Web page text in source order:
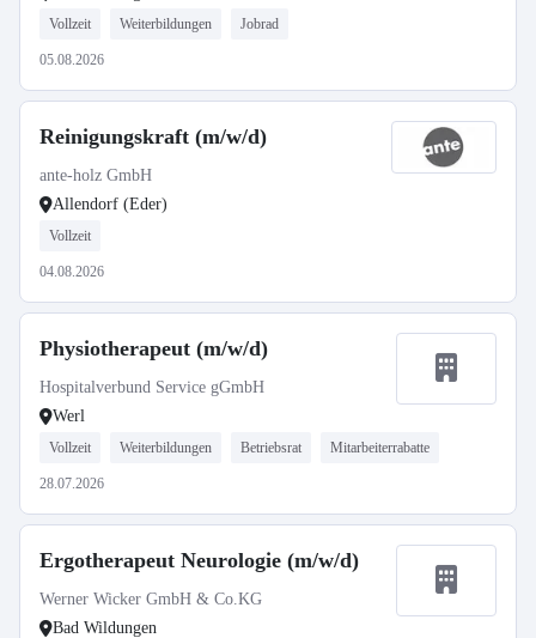
Vollzeit Weiterbildungen Jobrad
05.08.2026
Reinigungskraft (m/w/d)
ante-holz GmbH
Allendorf (Eder)
Vollzeit
04.08.2026
Physiotherapeut (m/w/d)
Hospitalverbund Service gGmbH
Werl
Vollzeit Weiterbildungen Betriebsrat Mitarbeiterrabatte
28.07.2026
Ergotherapeut Neurologie (m/w/d)
Werner Wicker GmbH & Co.KG
Bad Wildungen